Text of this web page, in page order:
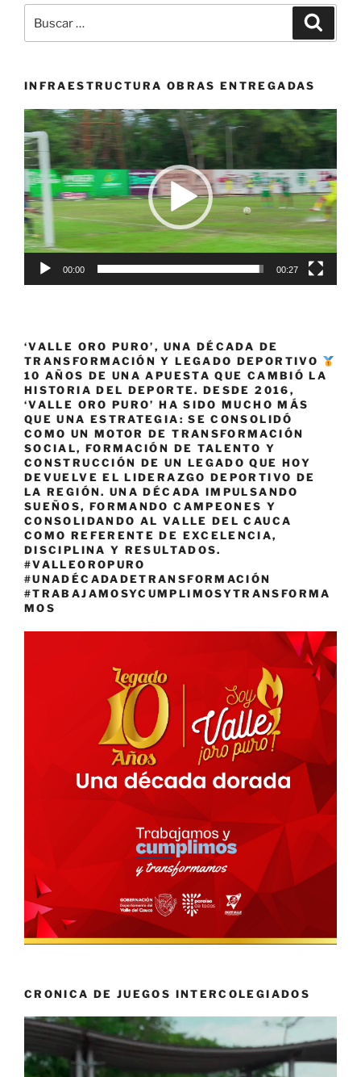
por:
INFRAESTRUCTURA OBRAS ENTREGADAS
Reproductor
de
vídeo
00:00 00:27
‘VALLE ORO PURO’, UNA DÉCADA DE
TRANSFORMACIÓN Y LEGADO DEPORTIVO
10 AÑOS DE UNA APUESTA QUE CAMBIÓ LA
HISTORIA DEL DEPORTE. DESDE 2016,
‘VALLE ORO PURO’ HA SIDO MUCHO MÁS
QUE UNA ESTRATEGIA: SE CONSOLIDÓ
COMO UN MOTOR DE TRANSFORMACIÓN
SOCIAL, FORMACIÓN DE TALENTO Y
CONSTRUCCIÓN DE UN LEGADO QUE HOY
DEVUELVE EL LIDERAZGO DEPORTIVO DE
LA REGIÓN. UNA DÉCADA IMPULSANDO
SUEÑOS, FORMANDO CAMPEONES Y
CONSOLIDANDO AL VALLE DEL CAUCA
COMO REFERENTE DE EXCELENCIA,
DISCIPLINA Y RESULTADOS.
#VALLEOROPURO
#UNADÉCADADETRANSFORMACIÓN
#TRABAJAMOSYCUMPLIMOSYTRANSFORMA
MOS
CRONICA DE JUEGOS INTERCOLEGIADOS
Reproductor
vídeo